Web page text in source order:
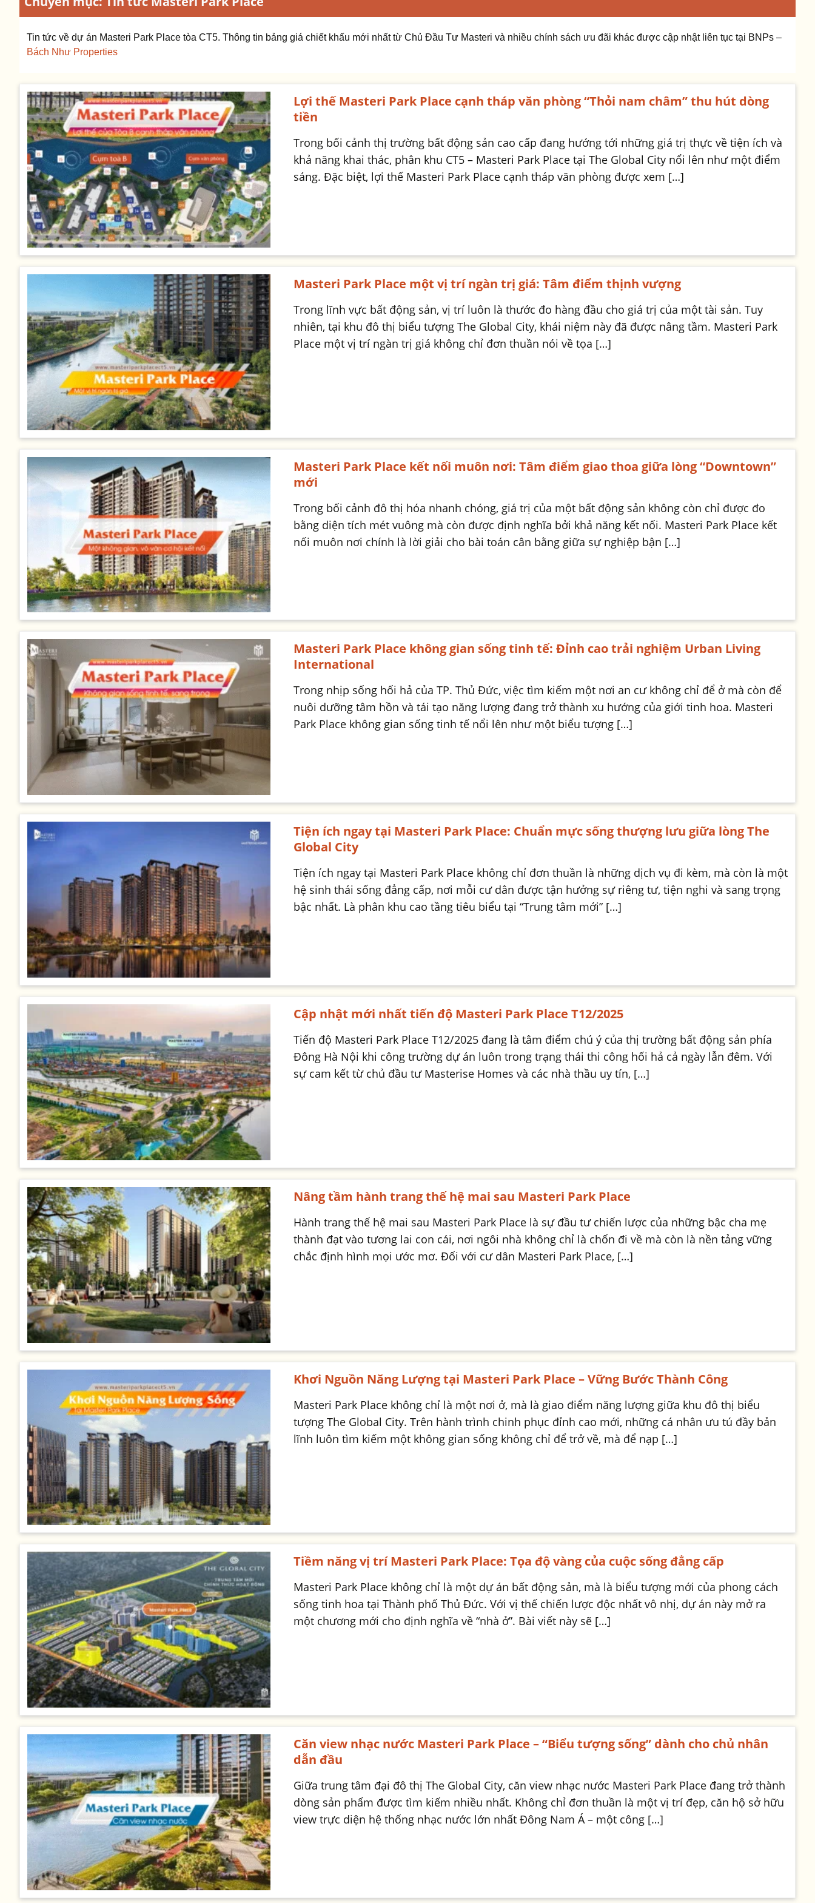
Tin tức về dự án Masteri Park Place tòa CT5. Thông tin bảng giá chiết khấu mới nhất từ Chủ Đầu Tư Masteri và nhiều chính sách ưu đãi khác được cập nhật liên tục tại BNPs –
Bách Như Properties
Lợi thế Masteri Park Place cạnh tháp văn phòng “Thỏi nam châm” thu hút dòng
tiền
Trong bối cảnh thị trường bất động sản cao cấp đang hướng tới những giá trị thực về tiện ích và
khả năng khai thác, phân khu CT5 – Masteri Park Place tại The Global City nổi lên như một điểm
sáng. Đặc biệt, lợi thế Masteri Park Place cạnh tháp văn phòng được xem […]
Masteri Park Place một vị trí ngàn trị giá: Tâm điểm thịnh vượng
Trong lĩnh vực bất động sản, vị trí luôn là thước đo hàng đầu cho giá trị của một tài sản. Tuy
nhiên, tại khu đô thị biểu tượng The Global City, khái niệm này đã được nâng tầm. Masteri Park
Place một vị trí ngàn trị giá không chỉ đơn thuần nói về tọa […]
Masteri Park Place kết nối muôn nơi: Tâm điểm giao thoa giữa lòng “Downtown”
mới
Trong bối cảnh đô thị hóa nhanh chóng, giá trị của một bất động sản không còn chỉ được đo
bằng diện tích mét vuông mà còn được định nghĩa bởi khả năng kết nối. Masteri Park Place kết
nối muôn nơi chính là lời giải cho bài toán cân bằng giữa sự nghiệp bận […]
Masteri Park Place không gian sống tinh tế: Đỉnh cao trải nghiệm Urban Living
International
Trong nhịp sống hối hả của TP. Thủ Đức, việc tìm kiếm một nơi an cư không chỉ để ở mà còn để
nuôi dưỡng tâm hồn và tái tạo năng lượng đang trở thành xu hướng của giới tinh hoa. Masteri
Park Place không gian sống tinh tế nổi lên như một biểu tượng […]
Tiện ích ngay tại Masteri Park Place: Chuẩn mực sống thượng lưu giữa lòng The
Global City
Tiện ích ngay tại Masteri Park Place không chỉ đơn thuần là những dịch vụ đi kèm, mà còn là một
hệ sinh thái sống đẳng cấp, nơi mỗi cư dân được tận hưởng sự riêng tư, tiện nghi và sang trọng
bậc nhất. Là phân khu cao tầng tiêu biểu tại “Trung tâm mới” […]
Cập nhật mới nhất tiến độ Masteri Park Place T12/2025
Tiến độ Masteri Park Place T12/2025 đang là tâm điểm chú ý của thị trường bất động sản phía
Đông Hà Nội khi công trường dự án luôn trong trạng thái thi công hối hả cả ngày lẫn đêm. Với
sự cam kết từ chủ đầu tư Masterise Homes và các nhà thầu uy tín, […]
Nâng tầm hành trang thế hệ mai sau Masteri Park Place
Hành trang thế hệ mai sau Masteri Park Place là sự đầu tư chiến lược của những bậc cha mẹ
thành đạt vào tương lai con cái, nơi ngôi nhà không chỉ là chốn đi về mà còn là nền tảng vững
chắc định hình mọi ước mơ. Đối với cư dân Masteri Park Place, […]
Khơi Nguồn Năng Lượng tại Masteri Park Place – Vững Bước Thành Công
Masteri Park Place không chỉ là một nơi ở, mà là giao điểm năng lượng giữa khu đô thị biểu
tượng The Global City. Trên hành trình chinh phục đỉnh cao mới, những cá nhân ưu tú đầy bản
lĩnh luôn tìm kiếm một không gian sống không chỉ để trở về, mà để nạp […]
Tiềm năng vị trí Masteri Park Place: Tọa độ vàng của cuộc sống đẳng cấp
Masteri Park Place không chỉ là một dự án bất động sản, mà là biểu tượng mới của phong cách
sống tinh hoa tại Thành phố Thủ Đức. Với vị thế chiến lược độc nhất vô nhị, dự án này mở ra
một chương mới cho định nghĩa về “nhà ở”. Bài viết này sẽ […]
Căn view nhạc nước Masteri Park Place – “Biểu tượng sống” dành cho chủ nhân
dẫn đầu
Giữa trung tâm đại đô thị The Global City, căn view nhạc nước Masteri Park Place đang trở thành
dòng sản phẩm được tìm kiếm nhiều nhất. Không chỉ đơn thuần là một vị trí đẹp, căn hộ sở hữu
view trực diện hệ thống nhạc nước lớn nhất Đông Nam Á – một công […]